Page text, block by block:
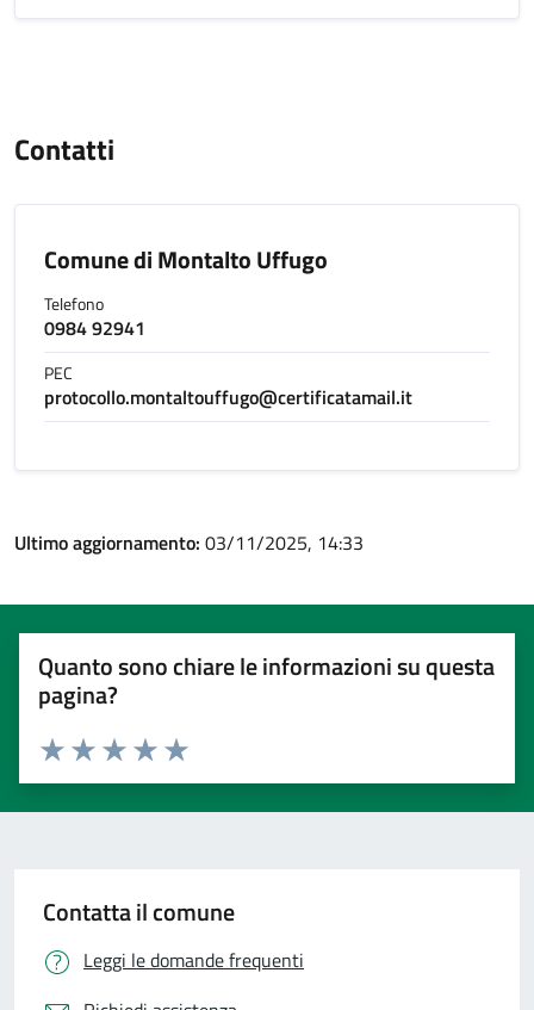
Contatti
Comune di Montalto Uffugo
Telefono
0984 92941
PEC
protocollo.montaltouffugo@certificatamail.it
Ultimo aggiornamento: 03/11/2025, 14:33
Quanto sono chiare le informazioni su questa
pagina?
Valuta 5 stelle su 5
Valuta 4 stelle su 5
Valuta 3 stelle su 5
Valuta 2 stelle su 5
Valuta 1 stelle su 5
Contatta il comune
Leggi le domande frequenti